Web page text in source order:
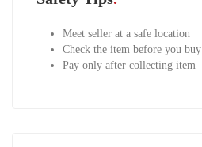
Meet seller at a safe location
Check the item before you buy
Pay only after collecting item